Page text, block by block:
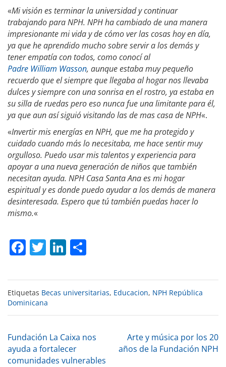
«Mi visión es terminar la universidad y continuar
trabajando para NPH. NPH ha cambiado de una manera
impresionante mi vida y de cómo ver las cosas hoy en día,
ya que he aprendido mucho sobre servir a los demás y
tener empatía con todos, como conocí al
Padre William Wasson, aunque estaba muy pequeño
recuerdo que el siempre que llegaba al hogar nos llevaba
dulces y siempre con una sonrisa en el rostro, ya estaba en
su silla de ruedas pero eso nunca fue una limitante para él,
ya que aun así siguió visitando las de mas casa de NPH«.
«Invertir mis energías en NPH, que me ha protegido y
cuidado cuando más lo necesitaba, me hace sentir muy
orgulloso. Puedo usar mis talentos y experiencia para
apoyar a una nueva generación de niños que también
necesitan ayuda. NPH Casa Santa Ana es mi hogar
espiritual y es donde puedo ayudar a los demás de manera
desinteresada. Espero que tú también puedas hacer lo
mismo.«
Facebook
TwitterLinkedIn
Etiquetas Becas universitarias, Educacion, NPH República
Dominicana
Navegación
Fundación La Caixa nos
ayuda a fortalecer
comunidades vulnerables
Arte y música por los 20
años de la Fundación NPH